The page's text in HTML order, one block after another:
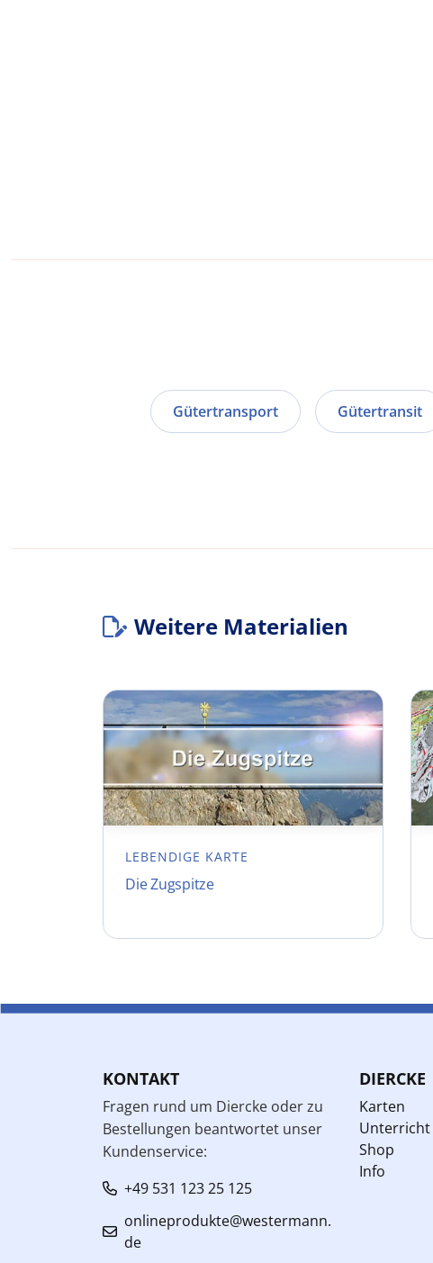
Gütertransport Gütertransit
Weitere Materialien
LEBENDIGE KARTE
Die Zugspitze
KONTAKT
Fragen rund um Diercke oder zu
Bestellungen beantwortet unser
Kundenservice:
+49 531 123 25 125
onlineprodukte@westermann.
de
DIERCKE
Karten
Unterricht
Shop
Info